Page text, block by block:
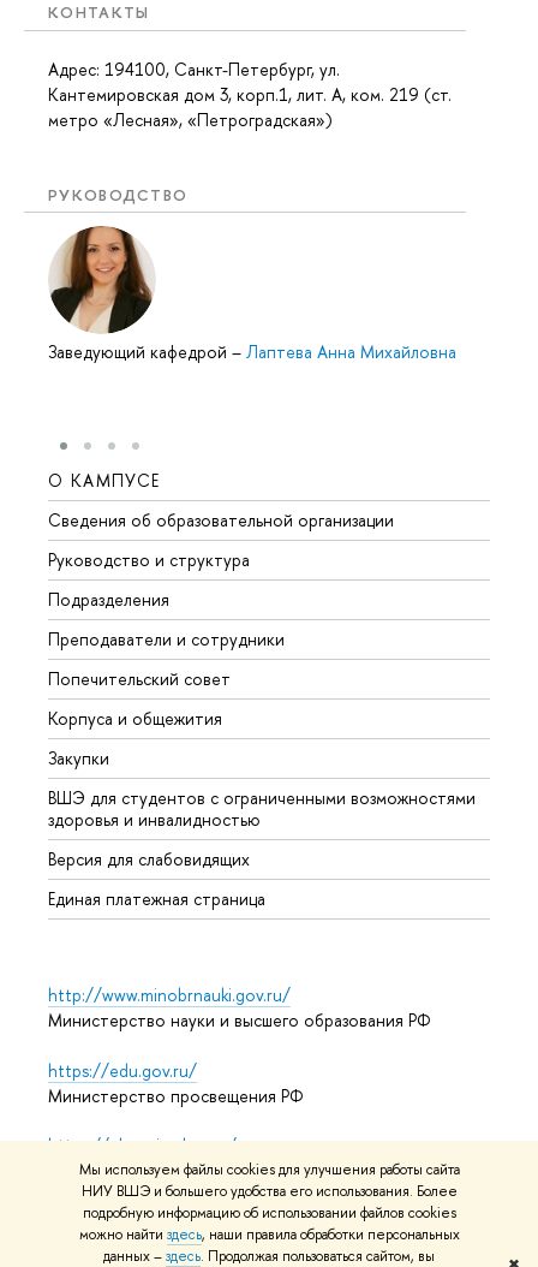
Мы используем файлы cookies для улучшения работы сайта
НИУ ВШЭ и большего удобства его использования. Более
подробную информацию об использовании файлов cookies
можно найти здесь, наши правила обработки персональных
данных –здесь. Продолжая пользоваться сайтом, вы
КОНТАКТЫ
Адрес: 194100, Санкт-Петербург, ул.
Кантемировская дом 3, корп.1, лит. А, ком. 219 (ст.
метро «Лесная», «Петроградская»)
РУКОВОДСТВО
Заведующий кафедрой – Лаптева Анна Михайловна
О КАМПУСЕ
Сведения об образовательной организации
Руководство и структура
Подразделения
Преподаватели и сотрудники
Попечительский совет
Корпуса и общежития
Закупки
ВШЭ для студентов с ограниченными возможностями
здоровья и инвалидностью
Версия для слабовидящих
Единая платежная страница
http://www.minobrnauki.gov.ru/
Министерство науки и высшего образования РФ
https://edu.gov.ru/
Министерство просвещения РФ
https://elearning.hse.ru/mooc
Массовые открытые онлайн-курсы
© НИУ ВШЭ 1993–2026 Адреса и контактыУсловия